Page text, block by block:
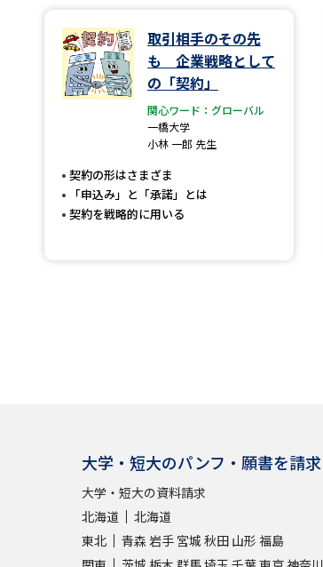
取引相手のその先
も 企業戦略として
の「契約」
関心ワード：グローバル
一橋大学
小林 一郎 先生
契約の形はさまざま
「申込み」と「承諾」とは
契約を戦略的に用いる
大学・短大のパンフ・願書を請求
大学・短大の資料請求
北海道
北海道
東北
青森 岩手 宮城 秋田 山形 福島